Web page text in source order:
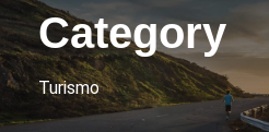
Category
Turismo